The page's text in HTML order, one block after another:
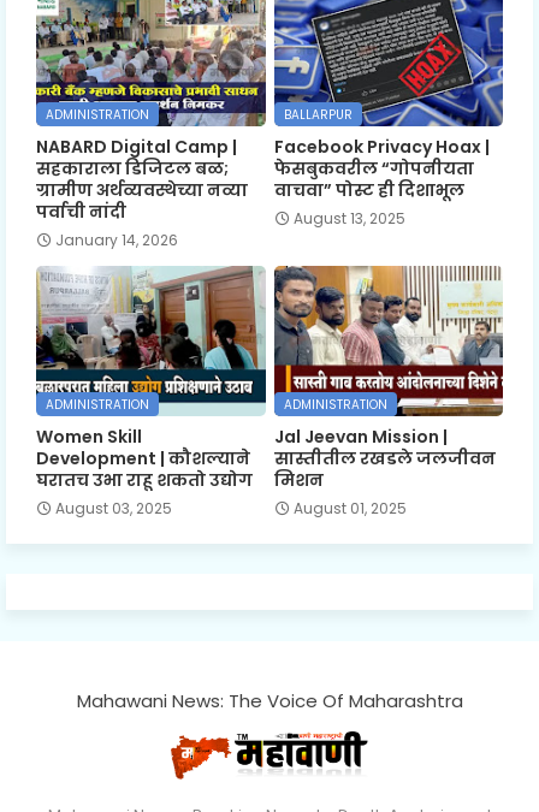
ADMINISTRATION
NABARD Digital Camp |
सहकाराला डिजिटल बळ;
ग्रामीण अर्थव्यवस्थेच्या नव्या
पर्वाची नांदी
January 14, 2026
BALLARPUR
Facebook Privacy Hoax |
फेसबुकवरील “गोपनीयता
वाचवा” पोस्ट ही दिशाभूल
August 13, 2025
ADMINISTRATION
Women Skill
Development | कौशल्याने
घरातच उभा राहू शकतो उद्योग
August 03, 2025
ADMINISTRATION
Jal Jeevan Mission |
सास्तीतील रखडले जलजीवन
मिशन
August 01, 2025
Mahawani News: The Voice Of Maharashtra